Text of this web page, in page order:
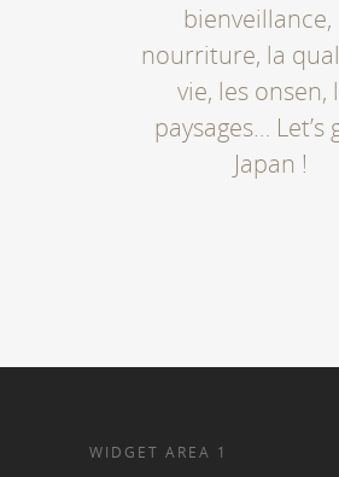
bienveillance,
nourriture, la
vie, les onsen,
paysages… Let’s
Japan !
WIDGET AREA 1